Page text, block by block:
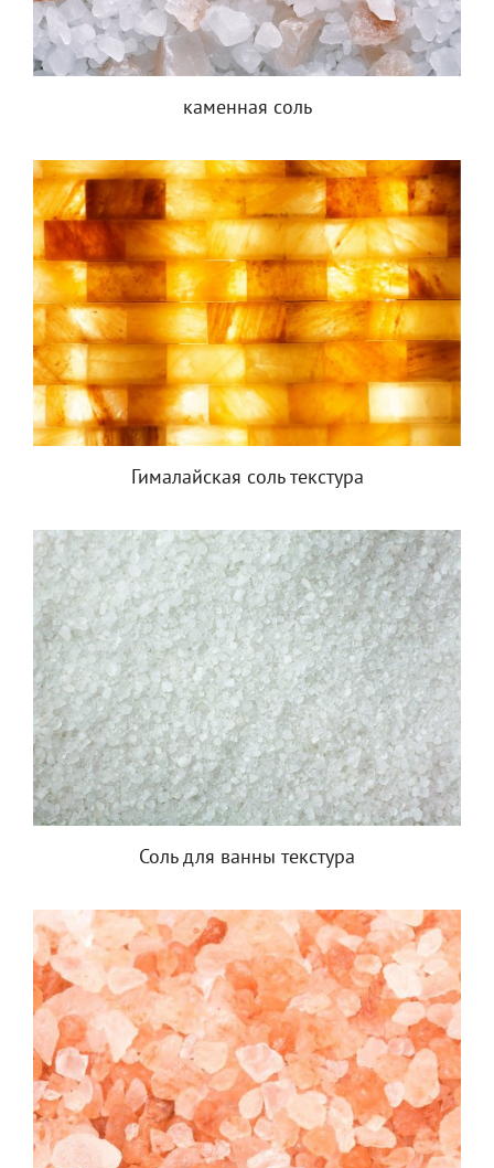
каменная соль
Гималайская соль текстура
Соль для ванны текстура